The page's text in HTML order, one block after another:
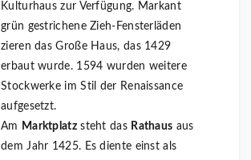
Kulturhaus zur Verfügung. Markant
grün gestrichene Zieh-Fensterläden
zieren das Große Haus, das 1429
erbaut wurde. 1594 wurden weitere
Stockwerke im Stil der Renaissance
aufgesetzt.
Am Marktplatzsteht das Rathaus aus
dem Jahr 1425. Es diente einst als